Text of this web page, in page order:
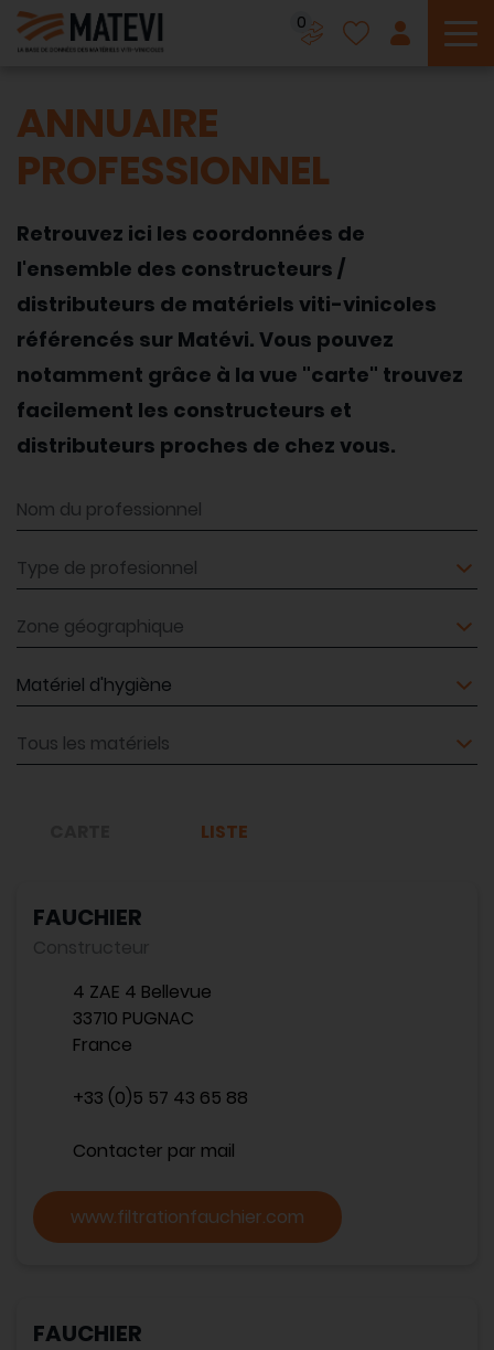
0
ANNUAIRE
PROFESSIONNEL
Retrouvez ici les coordonnées de
l'ensemble des constructeurs /
distributeurs de matériels viti-vinicoles
référencés sur Matévi. Vous pouvez
notamment grâce à la vue "carte" trouvez
facilement les constructeurs et
distributeurs proches de chez vous.
Nom du professionnel
Type de profesionnel
Zone géographique
Matériel
Matériel
LISTE
FAUCHIER
Constructeur
4 ZAE 4 Bellevue
33710 PUGNAC
France
+33 (0)5 57 43 65 88
Contacter par mail
www.filtrationfauchier.com
FAUCHIER